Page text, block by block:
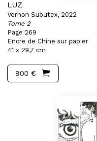
LUZ
Vernon Subutex, 2022
Tome 2
Page 269
Encre de Chine sur papier
41 x 29,7 cm
900 €